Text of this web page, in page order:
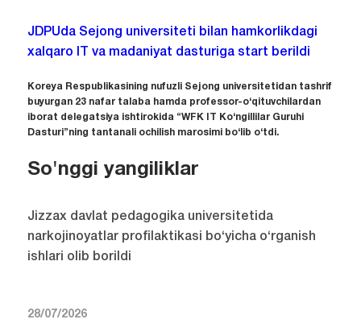
JDPUda Sejong universiteti bilan hamkorlikdagi
xalqaro IT va madaniyat dasturiga start berildi
Koreya Respublikasining nufuzli Sejong universitetidan tashrif
buyurgan 23 nafar talaba hamda professor-o‘qituvchilardan
iborat delegatsiya ishtirokida “WFK IT Ko‘ngillilar Guruhi
Dasturi”ning tantanali ochilish marosimi bo‘lib o‘tdi.
So'nggi yangiliklar
Jizzax davlat pedagogika universitetida
narkojinoyatlar profilaktikasi bo‘yicha o‘rganish
ishlari olib borildi
28/07/2026